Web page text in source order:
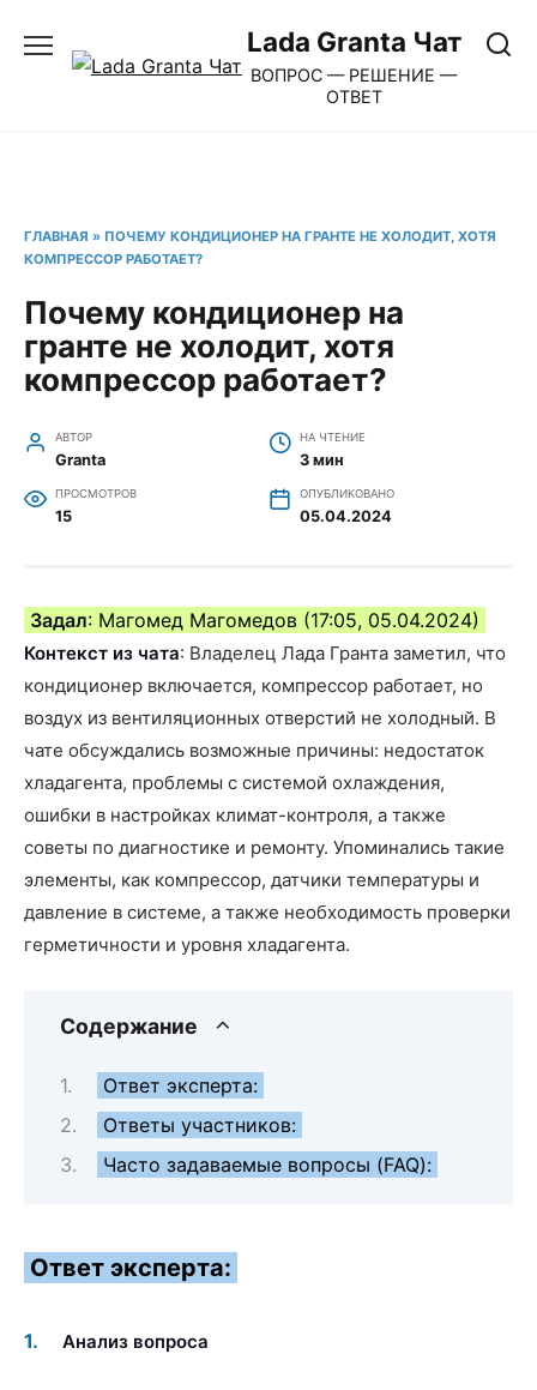
содержанию
Lada Granta Чат
ВОПРОС — РЕШЕНИЕ —
ОТВЕТ
ГЛАВНАЯ » ПОЧЕМУ КОНДИЦИОНЕР НА ГРАНТЕ НЕ ХОЛОДИТ, ХОТЯ
КОМПРЕССОР РАБОТАЕТ?
Почему кондиционер на
гранте не холодит, хотя
компрессор работает?
АВТОР
Granta
НА ЧТЕНИЕ
3 мин
ПРОСМОТРОВ
15
ОПУБЛИКОВАНО
05.04.2024
Задал: Магомед Магомедов (17:05, 05.04.2024)
Контекст из чата: Владелец Лада Гранта заметил, что
кондиционер включается, компрессор работает, но
воздух из вентиляционных отверстий не холодный. В
чате обсуждались возможные причины: недостаток
хладагента, проблемы с системой охлаждения,
ошибки в настройках климат-контроля, а также
советы по диагностике и ремонту. Упоминались такие
элементы, как компрессор, датчики температуры и
давление в системе, а также необходимость проверки
герметичности и уровня хладагента.
Содержание
Ответ эксперта:
Ответы участников:
Часто задаваемые вопросы (FAQ):
Ответ эксперта:
Анализ вопроса